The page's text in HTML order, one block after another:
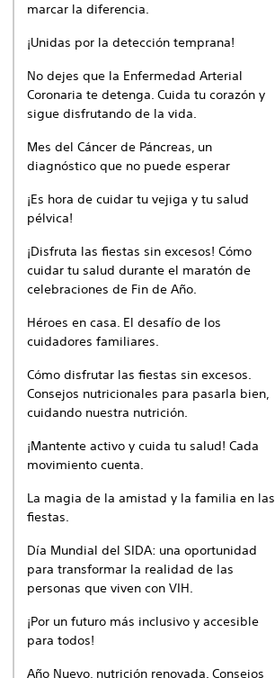
marcar la diferencia.
¡Unidas por la detección temprana!
No dejes que la Enfermedad Arterial
Coronaria te detenga. Cuida tu corazón y
sigue disfrutando de la vida.
Mes del Cáncer de Páncreas, un
diagnóstico que no puede esperar
¡Es hora de cuidar tu vejiga y tu salud
pélvica!
¡Disfruta las fiestas sin excesos! Cómo
cuidar tu salud durante el maratón de
celebraciones de Fin de Año.
Héroes en casa. El desafío de los
cuidadores familiares.
Cómo disfrutar las fiestas sin excesos.
Consejos nutricionales para pasarla bien,
cuidando nuestra nutrición.
¡Mantente activo y cuida tu salud! Cada
movimiento cuenta.
La magia de la amistad y la familia en las
fiestas.
Día Mundial del SIDA: una oportunidad
para transformar la realidad de las
personas que viven con VIH.
¡Por un futuro más inclusivo y accesible
para todos!
Año Nuevo, nutrición renovada. Consejos